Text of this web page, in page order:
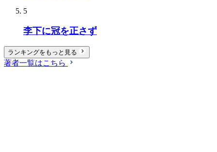
5
李下に冠を正さず
ランキングをもっと見る
著者一覧はこちら